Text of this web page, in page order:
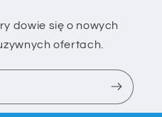
dowie się o nowych
ofertach.